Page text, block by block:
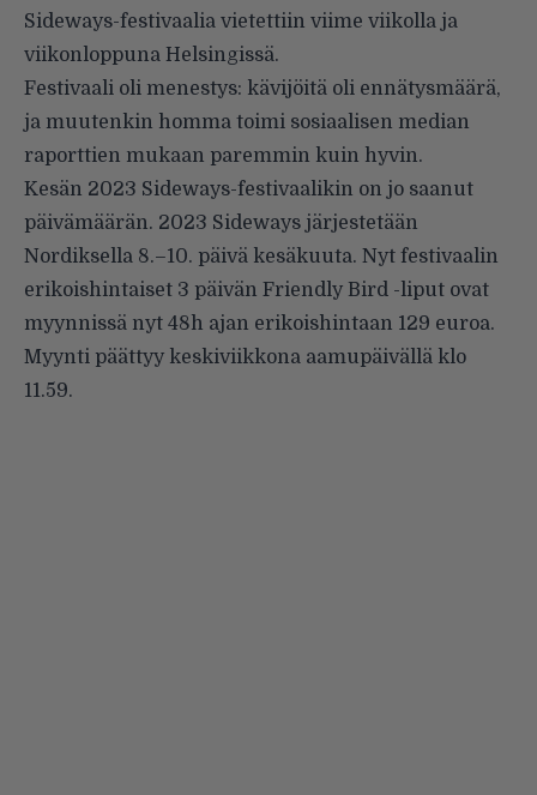
Sideways-festivaalia vietettiin viime viikolla ja
viikonloppuna Helsingissä.
Festivaali oli menestys: kävijöitä oli ennätysmäärä,
ja muutenkin homma toimi sosiaalisen median
raporttien mukaan paremmin kuin hyvin.
Kesän 2023 Sideways-festivaalikin on jo saanut
päivämäärän. 2023 Sideways järjestetään
Nordiksella 8.–10. päivä kesäkuuta. Nyt festivaalin
erikoishintaiset 3 päivän Friendly Bird -liput ovat
myynnissä nyt 48h ajan erikoishintaan 129 euroa.
Myynti päättyy keskiviikkona aamupäivällä klo
11.59.